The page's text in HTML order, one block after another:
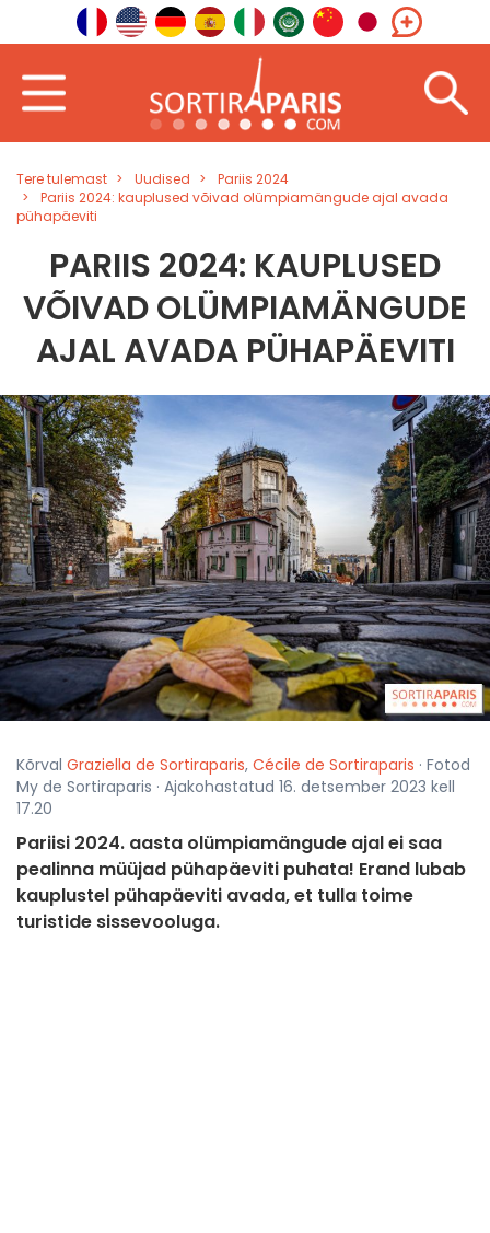
Tere tulemast Uudised
Pariis 2024
Pariis 2024: kauplused võivad olümpiamängude ajal avada
pühapäeviti
PARIIS 2024: KAUPLUSED
VÕIVAD OLÜMPIAMÄNGUDE
AJAL AVADA PÜHAPÄEVITI
Kõrval Graziella de Sortiraparis, Cécile de Sortiraparis · Fotod
My de Sortiraparis · Ajakohastatud 16. detsember 2023 kell
17.20
Pariisi 2024. aasta olümpiamängude ajal ei saa
pealinna müüjad pühapäeviti puhata! Erand lubab
kauplustel pühapäeviti avada, et tulla toime
turistide sissevooluga.